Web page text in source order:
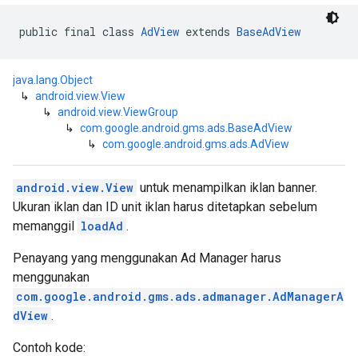
public final class AdView extends BaseAdView
java.lang.Object
↳ android.view.View
↳ android.view.ViewGroup
↳ com.google.android.gms.ads.BaseAdView
↳ com.google.android.gms.ads.AdView
android.view.View untuk menampilkan iklan banner.
Ukuran iklan dan ID unit iklan harus ditetapkan sebelum
memanggil loadAd .
Penayang yang menggunakan Ad Manager harus
menggunakan
com.google.android.gms.ads.admanager.AdManagerA
dView .
Contoh kode: